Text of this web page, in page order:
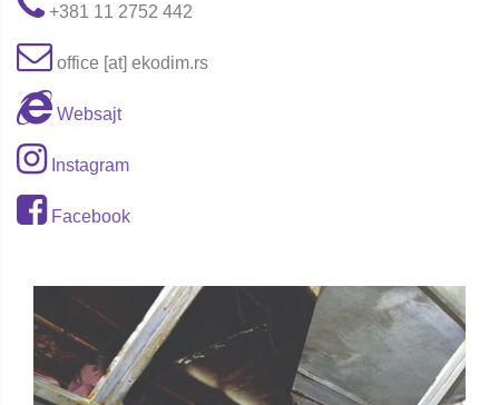
+381 11 2752 442
office [at] ekodim.rs
Websajt
Instagram
Facebook